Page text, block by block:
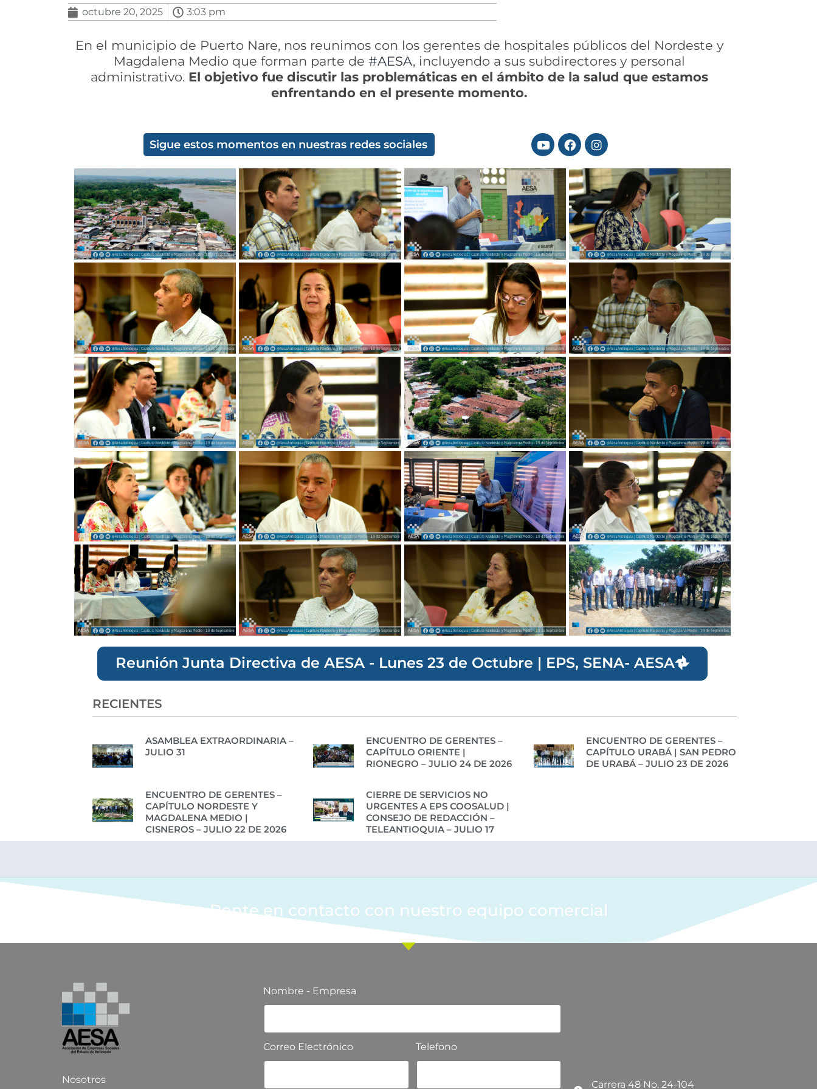
octubre 20, 2025 3:03 pm
En el municipio de Puerto Nare, nos reunimos con los gerentes de hospitales públicos del Nordeste y
Magdalena Medio que forman parte de #AESA, incluyendo a sus subdirectores y personal
administrativo. El objetivo fue discutir las problemáticas en el ámbito de la salud que estamos
enfrentando en el presente momento.
Sigue estos momentos en nuestras redes sociales
Reunión Junta Directiva de AESA - Lunes 23 de Octubre | EPS, SENA- AESA
RECIENTES
ASAMBLEA EXTRAORDINARIA –
JULIO 31
ENCUENTRO DE GERENTES –
CAPÍTULO ORIENTE |
RIONEGRO – JULIO 24 DE 2026
ENCUENTRO DE GERENTES –
CAPÍTULO URABÁ | SAN PEDRO
DE URABÁ – JULIO 23 DE 2026
ENCUENTRO DE GERENTES –
CAPÍTULO NORDESTE Y
MAGDALENA MEDIO |
CISNEROS – JULIO 22 DE 2026
CIERRE DE SERVICIOS NO
URGENTES A EPS COOSALUD |
CONSEJO DE REDACCIÓN –
TELEANTIOQUIA – JULIO 17
Ponte en contacto con nuestro equipo comercial
Nosotros
Nombre - Empresa
Correo Electrónico Telefono
Carrera 48 No. 24-104